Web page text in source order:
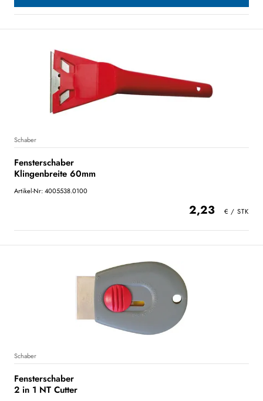
Schaber
Fensterschaber
Klingenbreite 60mm
Artikel-Nr: 4005538.0100
2,23
Schaber
Fensterschaber
2 in 1 NT Cutter